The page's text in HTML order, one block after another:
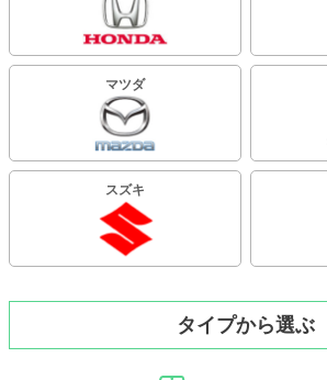
マツダ
スズキ
タイプから選ぶ